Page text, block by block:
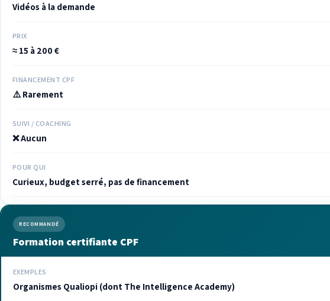
Vidéos à la demande
PRIX
≈ 15 à 200 €
FINANCEMENT CPF
⚠️ Rarement
SUIVI / COACHING
❌ Aucun
POUR QUI
Curieux, budget serré, pas de financement
RECOMMANDÉ
Formation certifiante CPF
EXEMPLES
Organismes Qualiopi (dont The Intelligence Academy)